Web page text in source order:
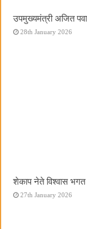
उपमुख्यमंत्री अजित
28th January 2026
शेकाप नेते विश्वास भगत
27th January 2026